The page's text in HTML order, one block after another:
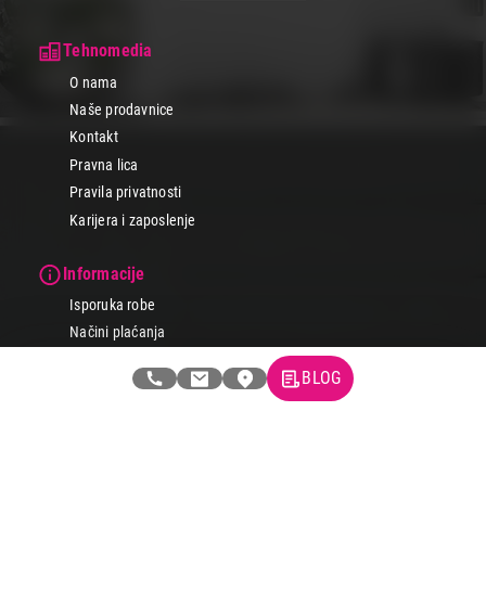
Tehnomedia
O nama
Naše prodavnice
Kontakt
Pravna lica
Pravila privatnosti
Karijera i zaposlenje
Informacije
Isporuka robe
Načini plaćanja
Tax Free kupovina
BLOG